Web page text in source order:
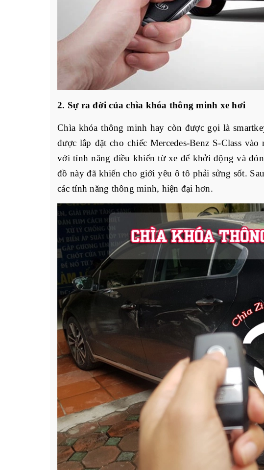
2. Sự ra đời của chìa khóa thông minh xe hơi
Chìa khóa thông minh hay còn được gọi là
được lắp đặt cho chiếc Mercedes-Benz S-Class
với tính năng điều khiển từ xe để khởi động và
đồ này đã khiến cho giới yêu ô tô phải sửng sốt.
các tính năng thông minh, hiện đại hơn.